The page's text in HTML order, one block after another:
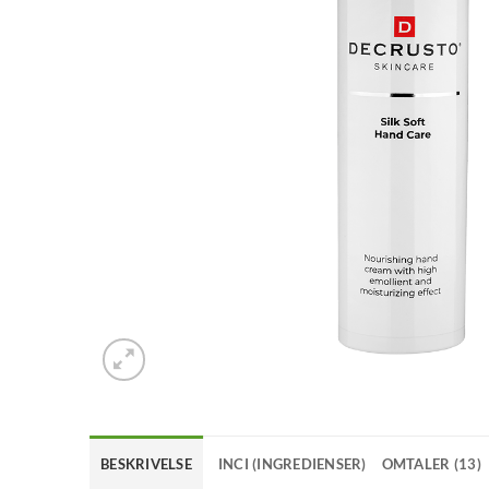
BESKRIVELSE INCI (INGREDIENSER) OMTALER (13)